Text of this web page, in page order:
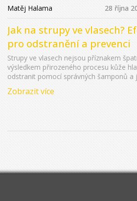
Matěj Halama 28 října
Jak na strupy ve vlasech?
pro odstranění a prevenci
Strupy ve vlasech nejsou příznakem
výsledkem přirozeného procesu kůže
odstranit pomocí správných šamponů a
Zobrazit více